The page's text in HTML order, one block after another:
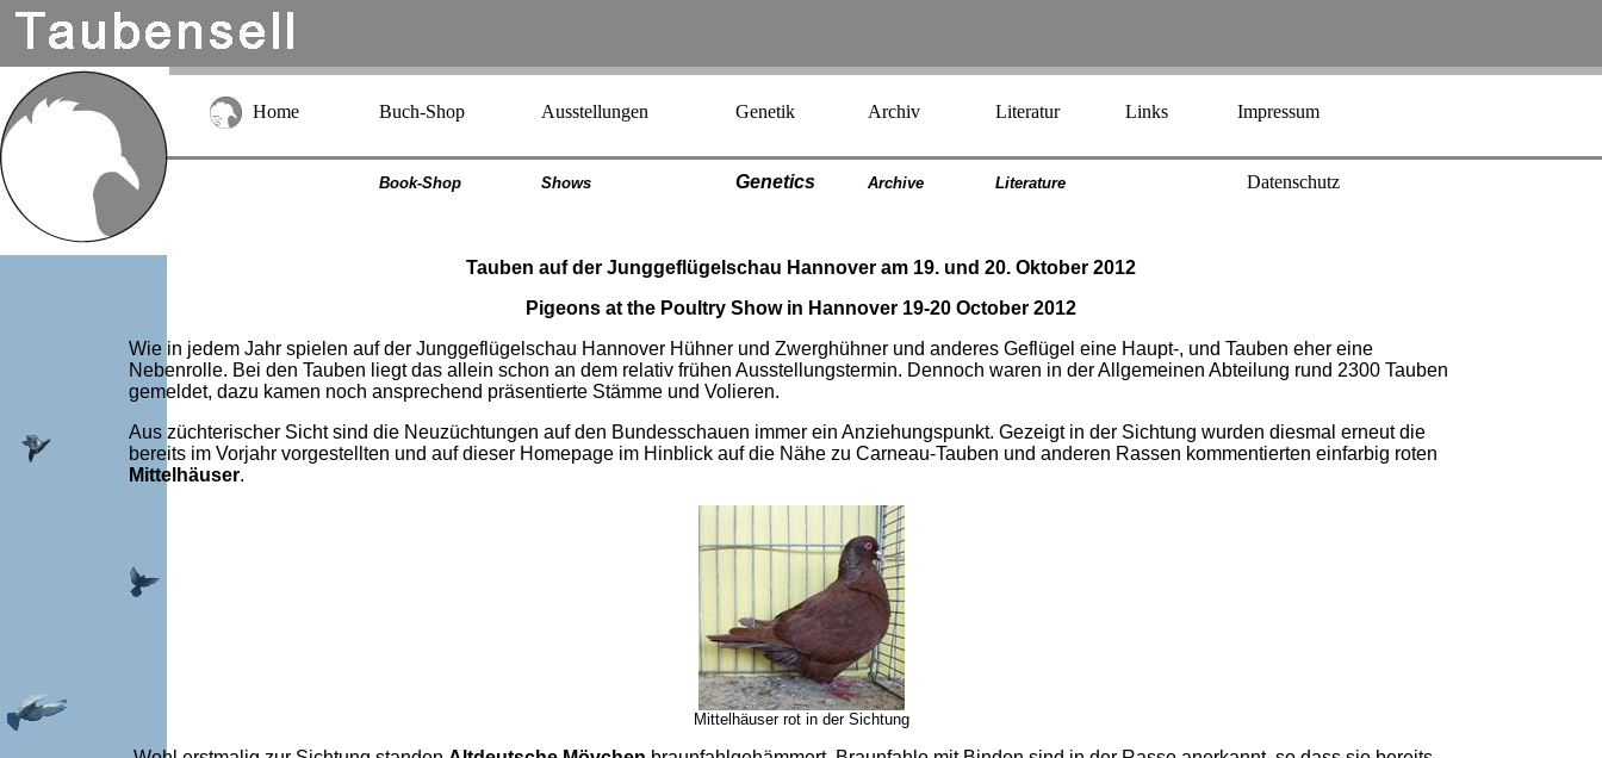
Home Buch-Shop Ausstellungen Genetik Archiv Literatur Links Impressum
Book-Shop Shows Genetics Archive Literature Datenschutz
Tauben auf der Junggeflügelschau Hannover am 19. und 20. Oktober 2012
Pigeons at the Poultry Show in Hannover 19-20 October 2012
Wie in jedem Jahr spielen auf der Junggeflügelschau Hannover Hühner und Zwerghühner und anderes Geflügel eine Haupt-, und Tauben eher eine
Nebenrolle. Bei den Tauben liegt das allein schon an dem relativ frühen Ausstellungstermin. Dennoch waren in der Allgemeinen Abteilung rund 2300 Tauben
gemeldet, dazu kamen noch ansprechend präsentierte Stämme und Volieren.
Aus züchterischer Sicht sind die Neuzüchtungen auf den Bundesschauen immer ein Anziehungspunkt. Gezeigt in der Sichtung wurden diesmal erneut die
bereits im Vorjahr vorgestellten und auf dieser Homepage im Hinblick auf die Nähe zu Carneau-Tauben und anderen Rassen kommentierten einfarbig roten
Mittelhäuser.
Mittelhäuser rot in der Sichtung